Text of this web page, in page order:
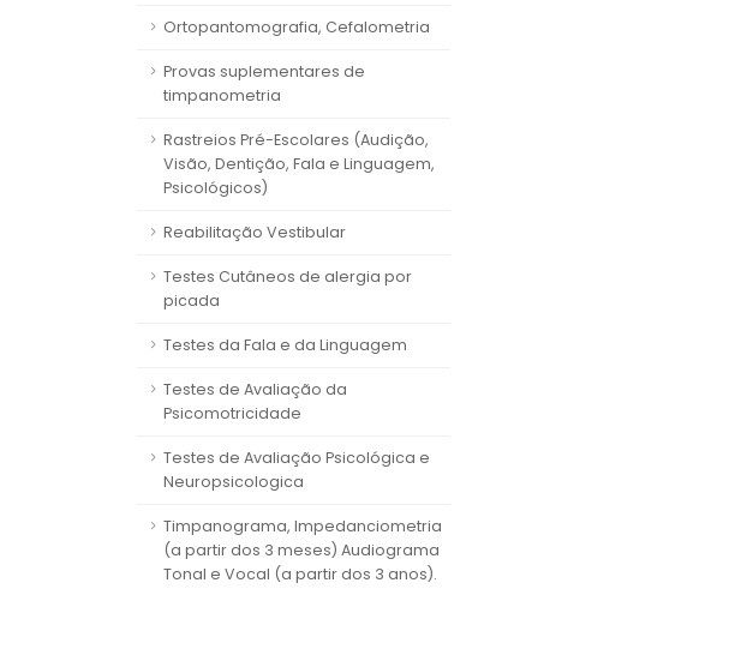
Ortopantomografia, Cefalometria
Provas suplementares de
timpanometria
Rastreios Pré-Escolares (Audição,
Visão, Dentição, Fala e Linguagem,
Psicológicos)
Reabilitação Vestibular
Testes Cutâneos de alergia por
picada
Testes da Fala e da Linguagem
Testes de Avaliação da
Psicomotricidade
Testes de Avaliação Psicológica e
Neuropsicologica
Timpanograma, Impedanciometria
(a partir dos 3 meses) Audiograma
Tonal e Vocal (a partir dos 3 anos).